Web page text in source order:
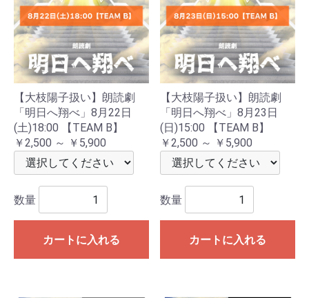
【大枝陽子扱い】朗読劇
「明日へ翔べ」8月22日
(土)18:00 【TEAM B】
￥2,500 ～ ￥5,900
数量
カートに入れる
【大枝陽子扱い】朗読劇
「明日へ翔べ」8月23日
(日)15:00 【TEAM B】
￥2,500 ～ ￥5,900
数量
カートに入れる